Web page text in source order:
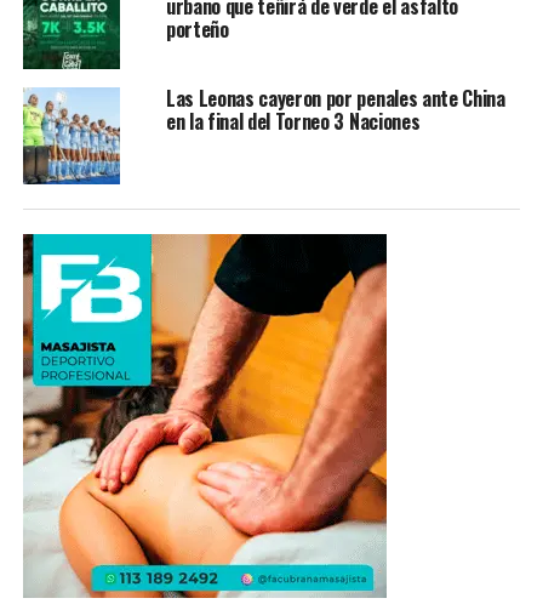
urbano que teñirá de verde el asfalto
porteño
Las Leonas cayeron por penales ante China
en la final del Torneo 3 Naciones